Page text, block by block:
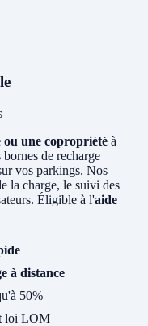
ou une copropriété à
de recharge
vos parkings. Nos
la charge, le suivi des
Éligible à l'aide
à distance
50%
loi LOM